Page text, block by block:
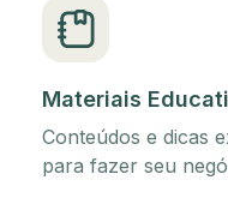
Materiais
Conteúdos e dicas
para fazer seu